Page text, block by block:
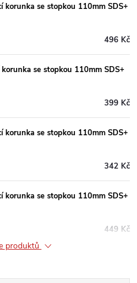
korunka se stopkou 110mm SDS+
496 Kč
se stopkou 110mm SDS+
399 Kč
korunka se stopkou 110mm SDS+
342 Kč
korunka se stopkou 110mm SDS+
449 Kč
produktů